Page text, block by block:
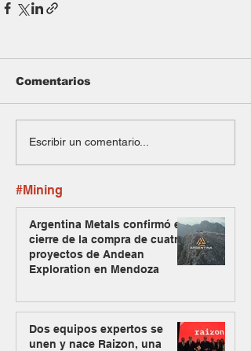
Comentarios
Escribir un comentario...
#Mining
Argentina Metals confirmó el
cierre de la compra de cuatro
proyectos de Andean
Exploration en Mendoza
Dos equipos expertos se
unen y nace Raizon, una